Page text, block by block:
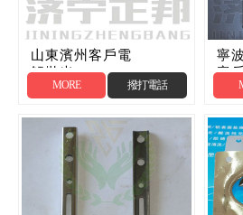
山東濱州客戶電
解拋光
MORE 撥打電話
寧
客